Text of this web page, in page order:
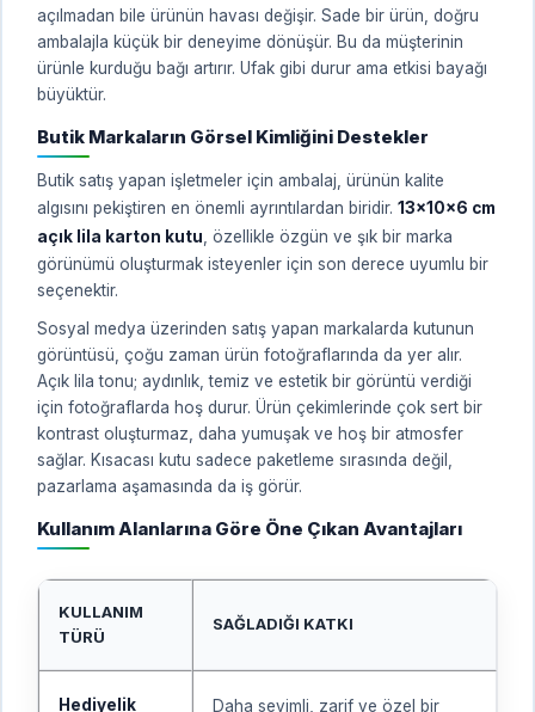
açılmadan bile ürünün havası değişir. Sade bir ürün, doğru
ambalajla küçük bir deneyime dönüşür. Bu da müşterinin
ürünle kurduğu bağı artırır. Ufak gibi durur ama etkisi bayağı
büyüktür.
Butik Markaların Görsel Kimliğini Destekler
Butik satış yapan işletmeler için ambalaj, ürünün kalite
algısını pekiştiren en önemli ayrıntılardan biridir. 13x10x6 cm
açık lila karton kutu , özellikle özgün ve şık bir marka
görünümü oluşturmak isteyenler için son derece uyumlu bir
seçenektir.
Sosyal medya üzerinden satış yapan markalarda kutunun
görüntüsü, çoğu zaman ürün fotoğraflarında da yer alır.
Açık lila tonu; aydınlık, temiz ve estetik bir görüntü verdiği
için fotoğraflarda hoş durur. Ürün çekimlerinde çok sert bir
kontrast oluşturmaz, daha yumuşak ve hoş bir atmosfer
sağlar. Kısacası kutu sadece paketleme sırasında değil,
pazarlama aşamasında da iş görür.
Kullanım Alanlarına Göre Öne Çıkan Avantajları
KULLANIM
TÜRÜ
SAĞLADIĞI KATKI
Hediyelik
Daha sevimli, zarif ve özel bir